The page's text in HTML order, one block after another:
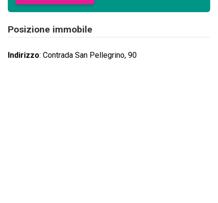
Posizione immobile
Indirizzo: Contrada San Pellegrino, 90